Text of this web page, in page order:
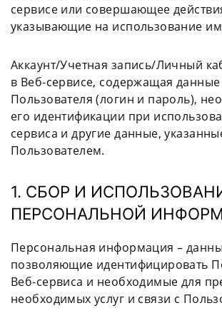
сервисе или совершающее
указывающие на использование
Аккаунт/Учетная запись/Личный
в Веб-сервисе, содержащая
Пользователя (логин и пароль),
его идентификации при
сервиса и другие данные,
Пользователем.
1. СБОР И
ПЕРСОНАЛЬНОЙ
Персональная информация –
позволяющие идентифицировать
Веб-сервиса и необходимые для
необходимых услуг и связи с